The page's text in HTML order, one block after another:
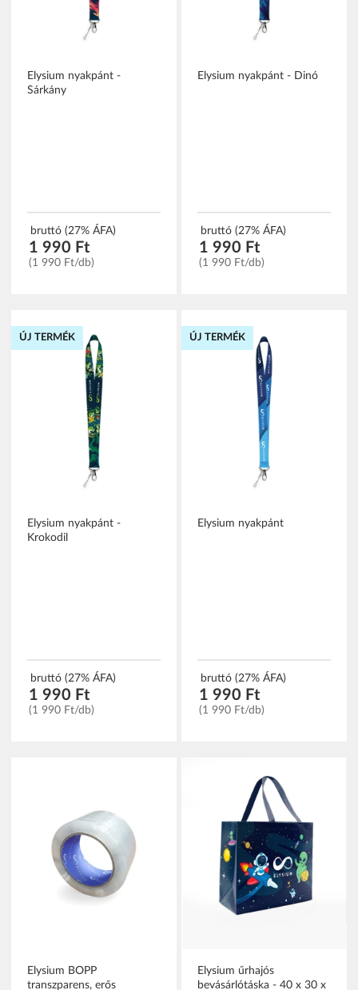
Elysium nyakpánt -
Sárkány
bruttó (27% ÁFA)
1 990 Ft
(1 990 Ft/db)
Elysium nyakpánt - Dinó
bruttó (27% ÁFA)
1 990 Ft
(1 990 Ft/db)
ÚJ TERMÉK
Elysium nyakpánt -
Krokodil
bruttó (27% ÁFA)
1 990 Ft
(1 990 Ft/db)
ÚJ TERMÉK
Elysium nyakpánt
bruttó (27% ÁFA)
1 990 Ft
(1 990 Ft/db)
Elysium BOPP
transzparens, erős
Elysium űrhajós
bevásárlótáska - 40 x 30 x